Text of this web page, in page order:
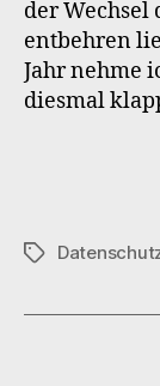
der
entbehren
Jahr nehme
diesmal
Schlagwörter